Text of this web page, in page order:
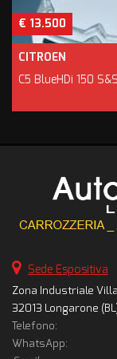
€ 13.500
CITROEN
C5 BlueHDi 150 S&S
Sede Espositiva
Zona Industriale
32013 Longarone
Telefono:
WhatsApp: